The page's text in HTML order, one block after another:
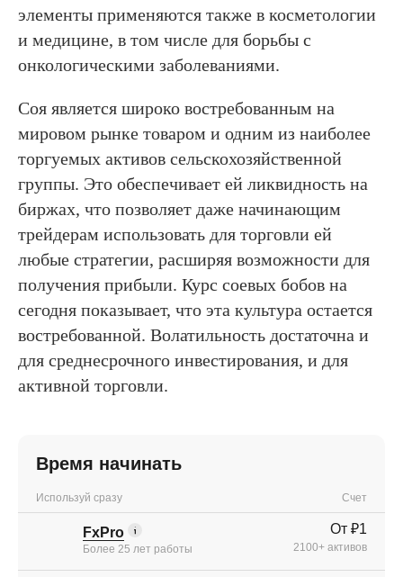
элементы применяются также в косметологии
и медицине, в том числе для борьбы с
онкологическими заболеваниями.
Соя является широко востребованным на
мировом рынке товаром и одним из наиболее
торгуемых активов сельскохозяйственной
группы. Это обеспечивает ей ликвидность на
биржах, что позволяет даже начинающим
трейдерам использовать для торговли ей
любые стратегии, расширяя возможности для
получения прибыли. Курс соевых бобов на
сегодня показывает, что эта культура остается
востребованной. Волатильность достаточна и
для среднесрочного инвестирования, и для
активной торговли.
Время начинать
Используй сразу Счет
FxPro
Более 25 лет работы
От ₽1
2100+ активов